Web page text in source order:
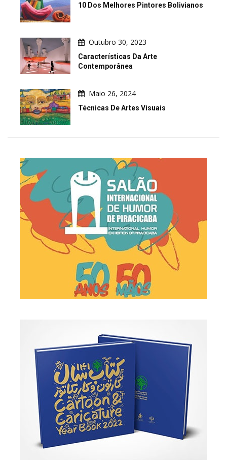
10 Dos Melhores Pintores Bolivianos
Outubro 30, 2023
Características Da Arte
Contemporânea
Maio 26, 2024
Técnicas De Artes Visuais